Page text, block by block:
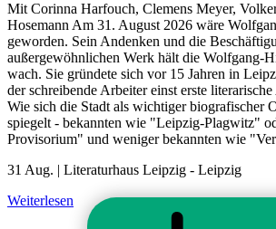
Mit Corinna Harfouch, Clemens Meyer,
Hosemann Am 31. August 2026 wäre
geworden. Sein Andenken und die
außergewöhnlichen Werk hält die Wolfgang-
wach. Sie gründete sich vor 15 Jahren in
der schreibende Arbeiter einst erste
Wie sich die Stadt als wichtiger biografischer
spiegelt - bekannten wie "Leipzig-Plagwitz"
Provisorium" und weniger bekannten wie
31 Aug. | Literaturhaus Leipzig - Leipzig
Weiterlesen